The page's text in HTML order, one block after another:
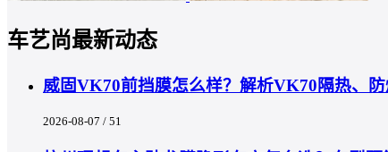
车艺尚最新动态
威固VK70前挡膜怎么样？解析VK70隔热、
2026-08-07 / 51